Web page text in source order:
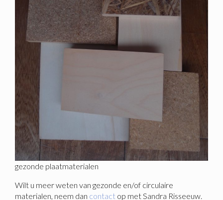
gezonde plaatmaterialen
Wilt u meer weten van gezonde en/of circulaire
materialen, neem dan contact op met Sandra Risseeuw.